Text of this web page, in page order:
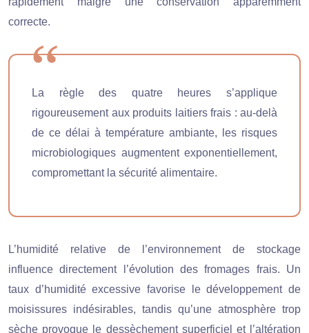
correcte.
La règle des quatre heures s’applique
rigoureusement aux produits laitiers frais : au-delà
de ce délai à température ambiante, les risques
microbiologiques augmentent exponentiellement,
compromettant la sécurité alimentaire.
L’humidité relative de l’environnement de stockage
influence directement l’évolution des fromages frais. Un
taux d’humidité excessive favorise le développement de
moisissures indésirables, tandis qu’une atmosphère trop
sèche provoque le dessèchement superficiel et l’altération